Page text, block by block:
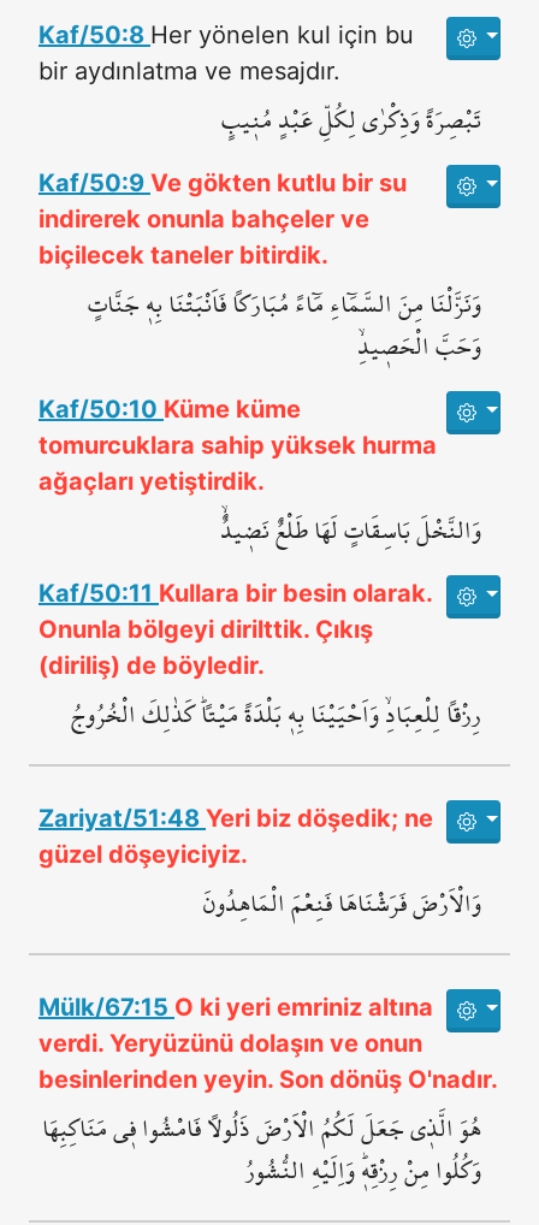
Kaf/50:8 Her yönelen kul için bu
bir aydınlatma ve mesajdır.
تَبْصِرَةً وَذِكْرٰى لِكُلِّ عَبْدٍ مُن۪يبٍ
Kaf/50:9 Ve gökten kutlu bir su
indirerek onunla bahçeler ve
biçilecek taneler bitirdik.
وَنَزَّلْنَا مِنَ السَّمَٓاءِ مَٓاءً مُبَارَكاً فَاَنْبَتْنَا بِه۪ جَنَّاتٍ
وَحَبَّ الْحَص۪يدِۙ
Kaf/50:10 Küme küme
tomurcuklara sahip yüksek hurma
ağaçları yetiştirdik.
وَالنَّخْلَ بَاسِقَاتٍ لَهَا طَلْعٌ نَض۪يدٌۙ
Kaf/50:11 Kullara bir besin olarak.
Onunla bölgeyi dirilttik. Çıkış
(diriliş) de böyledir.
رِزْقاً لِلْعِبَادِۙ وَاَحْيَيْنَا بِه۪ بَلْدَةً مَيْتاًۜ كَذٰلِكَ الْخُرُوجُ
Zariyat/51:48 Yeri biz döşedik; ne
güzel döşeyiciyiz.
وَالْاَرْضَ فَرَشْنَاهَا فَنِعْمَ الْمَاهِدُونَ
Mülk/67:15 O ki yeri emriniz altına
verdi. Yeryüzünü dolaşın ve onun
besinlerinden yeyin. Son dönüş O'nadır.
هُوَ الَّذ۪ي جَعَلَ لَكُمُ الْاَرْضَ ذَلُولاً فَامْشُوا ف۪ي مَنَاكِبِهَا
وَكُلُوا مِنْ رِزْقِه۪ۜ وَاِلَيْهِ النُّشُورُ